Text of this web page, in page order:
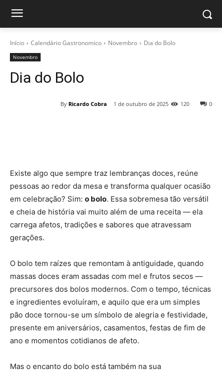
Início Calendário Gastronomico Novembro Dia do Bolo
Novembro
Dia do Bolo
By Ricardo Cobra 1 de outubro de 2025 0
120
Existe algo que sempre traz lembranças doces, reúne
pessoas ao redor da mesa e transforma qualquer ocasião
em celebração? Sim: o bolo. Essa sobremesa tão versátil
e cheia de história vai muito além de uma receita — ela
carrega afetos, tradições e sabores que atravessam
gerações.
O bolo tem raízes que remontam à antiguidade, quando
massas doces eram assadas com mel e frutos secos —
precursores dos bolos modernos. Com o tempo, técnicas
e ingredientes evoluíram, e aquilo que era um simples
pão doce tornou-se um símbolo de alegria e festividade,
presente em aniversários, casamentos, festas de fim de
ano e momentos cotidianos de afeto.
Mas o encanto do bolo está também na sua